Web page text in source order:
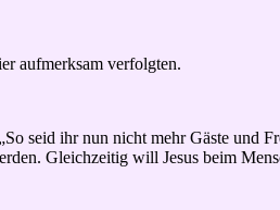
aufmerksam verfolgten.
seid ihr nun nicht mehr Gäste und
Gleichzeitig will Jesus beim